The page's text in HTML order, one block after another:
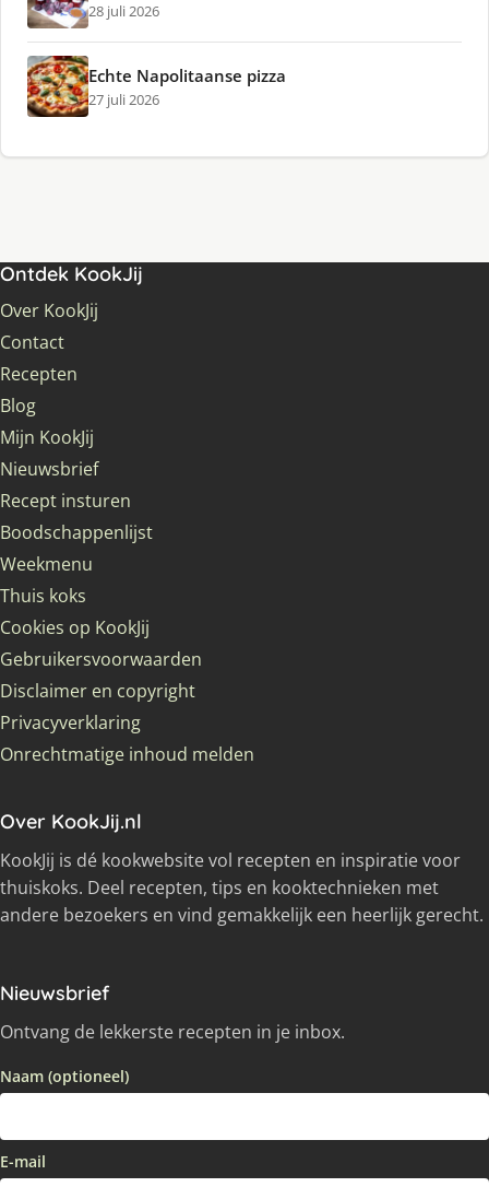
28 juli 2026
Echte Napolitaanse pizza
27 juli 2026
Ontdek KookJij
Over KookJij
Contact
Recepten
Blog
Mijn KookJij
Nieuwsbrief
Recept insturen
Boodschappenlijst
Weekmenu
Thuis koks
Cookies op KookJij
Gebruikersvoorwaarden
Disclaimer en copyright
Privacyverklaring
Onrechtmatige inhoud melden
Over KookJij.nl
KookJij is dé kookwebsite vol recepten en inspiratie voor
thuiskoks. Deel recepten, tips en kooktechnieken met
andere bezoekers en vind gemakkelijk een heerlijk gerecht.
Nieuwsbrief
Ontvang de lekkerste recepten in je inbox.
Naam (optioneel)
E-mail